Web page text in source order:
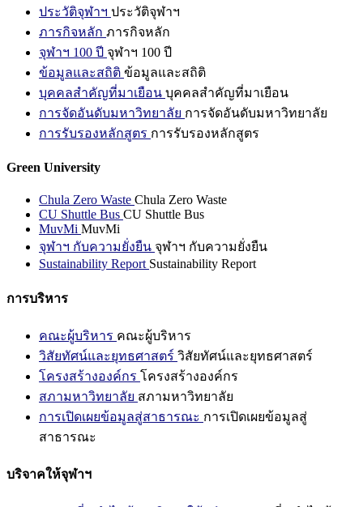
ประวัติจุฬาฯ ประวัติจุฬาฯ
ภารกิจหลัก ภารกิจหลัก
จุฬาฯ 100 ปี จุฬาฯ 100 ปี
ข้อมูลและสถิติ ข้อมูลและสถิติ
บุคคลสำคัญที่มาเยือน บุคคลสำคัญที่มาเยือน
การจัดอันดับมหาวิทยาลัย การจัดอันดับมหาวิทยาลัย
การรับรองหลักสูตร การรับรองหลักสูตร
Green University
Chula Zero Waste Chula Zero Waste
CU Shuttle Bus CU Shuttle Bus
MuvMi MuvMi
จุฬาฯ กับความยั่งยืน จุฬาฯ กับความยั่งยืน
Sustainability Report Sustainability Report
การบริหาร
คณะผู้บริหาร คณะผู้บริหาร
วิสัยทัศน์และยุทธศาสตร์ วิสัยทัศน์และยุทธศาสตร์
โครงสร้างองค์กร โครงสร้างองค์กร
สภามหาวิทยาลัย สภามหาวิทยาลัย
การเปิดเผยข้อมูลสู่สาธารณะ การเปิดเผยข้อมูลสู่
สาธารณะ
บริจาคให้จุฬาฯ